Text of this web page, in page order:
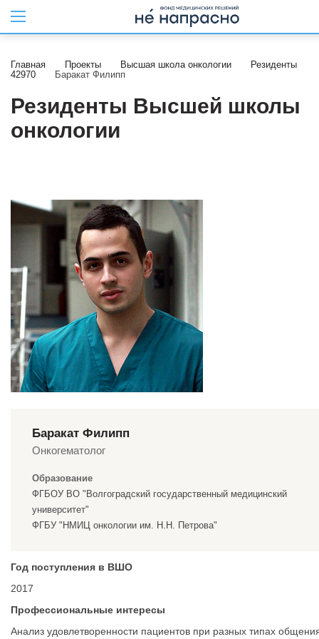
Главная Проекты Высшая школа онкологии
Резиденты
42970
Баракат Филипп
Резиденты Высшей школы
онкологии
Баракат Филипп
Онкогематолог
Образование
ФГБОУ ВО "Волгоградский государственный медицинский
университет"
ФГБУ "НМИЦ онкологии им. Н.Н. Петрова"
Год поступления в ВШО
2017
Профессиональные интересы
Анализ удовлетворенности пациентов при разных типах